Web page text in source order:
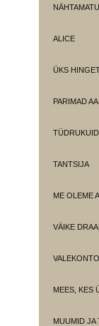
ALICE
ÜKS
PARIMAD
TANTSIJA
ME OLEME
VÄIKE
VALEKONTO
MEES, KES
MUUMID JA